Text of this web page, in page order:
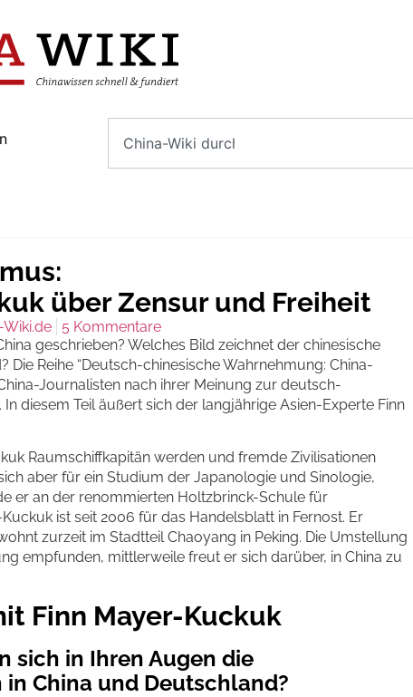
über Zensur und Freiheit
Wiki.de 5 Kommentare
geschrieben? Welches Bild zeichnet der chinesische
Reihe “Deutsch-chinesische Wahrnehmung: China-
Journalisten nach ihrer Meinung zur deutsch-
diesem Teil äußert sich der langjährige Asien-Experte Finn
Raumschiffkapitän werden und fremde Zivilisationen
aber für ein Studium der Japanologie und Sinologie,
er an der renommierten Holtzbrinck-Schule für
ist seit 2006 für das Handelsblatt in Fernost. Er
zurzeit im Stadtteil Chaoyang in Peking. Die Umstellung
empfunden, mittlerweile freut er sich darüber, in China zu
Finn Mayer-Kuckuk
sich in Ihren Augen die
China und Deutschland?